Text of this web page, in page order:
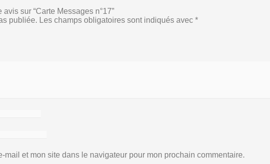
sur “Carte Messages n°17”
publiée. Les champs obligatoires sont indiqués avec *
mail et mon site dans le navigateur pour mon prochain commentaire.